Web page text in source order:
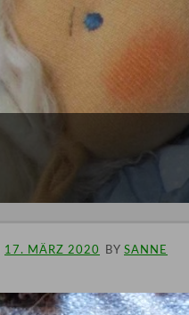
17. MÄRZ 2020 BY SANNE